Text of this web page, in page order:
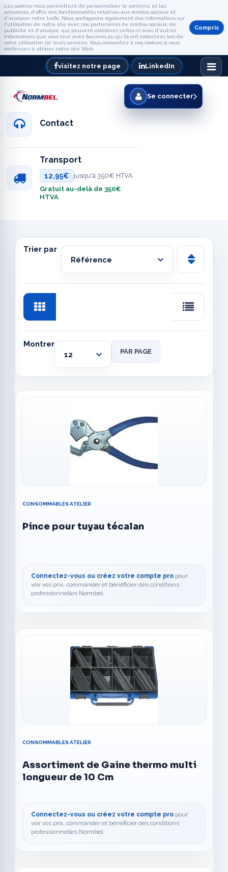
Les cookies nous permettent de personnaliser le contenu et les
annonces, d'offrir des fonctionnalités relatives aux médias sociaux et
d'analyser notre trafic. Nous partageons également des informations sur
l'utilisation de notre site avec nos partenaires de médias sociaux, de
publicité et d'analyse, qui peuvent combiner celles-ci avec d'autres
informations que vous leur avez fournies ou qu'ils ont collectées lors de
votre utilisation de leurs services. Vous consentez à nos cookies si vous
continuez à utiliser notre site Web.
Compris
visitez notre page LinkedIn
Contact
Transport
12,95€
jusqu'à 350€ HTVA
Gratuit au-delà de 350€
HTVA
Se connecter
Trier par
Montrer
PAR PAGE
CONSOMMABLES ATELIER
Pince pour tuyau técalan
Connectez-vous ou créez votre compte pro pour
voir vos prix, commander et bénéficier des conditions
professionnelles Normbel.
CONSOMMABLES ATELIER
Assortiment de Gaine thermo multi
longueur de 10 Cm
Connectez-vous ou créez votre compte pro pour
voir vos prix, commander et bénéficier des conditions
professionnelles Normbel.